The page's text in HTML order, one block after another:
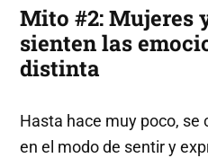
Mito #2: Mujeres
sienten las
distinta
Hasta hace muy poco, se
en el modo de sentir y